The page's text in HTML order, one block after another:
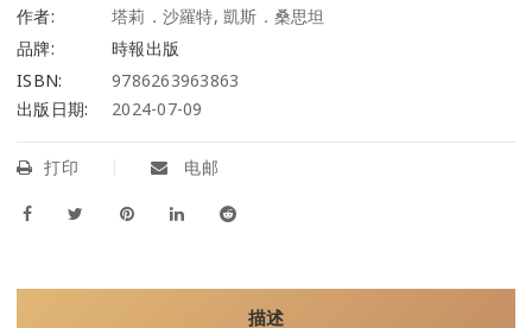
作者:
塔莉．沙羅特, 凱斯．桑思坦
品牌:
時報出版
ISBN:
9786263963863
出版日期:
2024-07-09
打印 电邮
描述